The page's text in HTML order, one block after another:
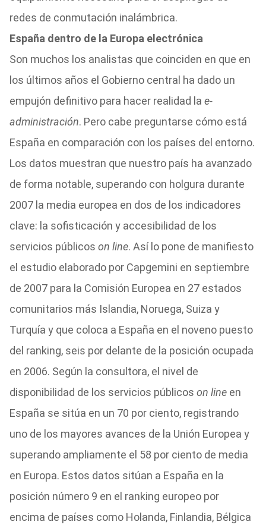
redes de conmutación inalámbrica.
España dentro de la Europa electrónica
Son muchos los analistas que coinciden en que en
los últimos años el Gobierno central ha dado un
empujón definitivo para hacer realidad la e-
administración. Pero cabe preguntarse cómo está
España en comparación con los países del entorno.
Los datos muestran que nuestro país ha avanzado
de forma notable, superando con holgura durante
2007 la media europea en dos de los indicadores
clave: la sofisticación y accesibilidad de los
servicios públicos on line. Así lo pone de manifiesto
el estudio elaborado por Capgemini en septiembre
de 2007 para la Comisión Europea en 27 estados
comunitarios más Islandia, Noruega, Suiza y
Turquía y que coloca a España en el noveno puesto
del ranking, seis por delante de la posición ocupada
en 2006. Según la consultora, el nivel de
disponibilidad de los servicios públicos on lineen
España se sitúa en un 70 por ciento, registrando
uno de los mayores avances de la Unión Europea y
superando ampliamente el 58 por ciento de media
en Europa. Estos datos sitúan a España en la
posición número 9 en el ranking europeo por
encima de países como Holanda, Finlandia, Bélgica